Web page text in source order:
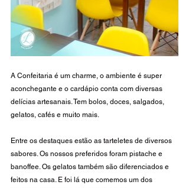
A Confeitaria é um charme, o ambiente é super
aconchegante e o cardápio conta com diversas
delícias artesanais. Tem bolos, doces, salgados,
gelatos, cafés e muito mais.
Entre os destaques estão as tarteletes de diversos
sabores. Os nossos preferidos foram pistache e
banoffee. Os gelatos também são diferenciados e
feitos na casa. E foi lá que comemos um dos